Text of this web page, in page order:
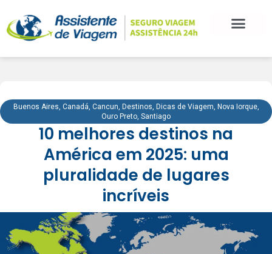
Buenos Aires, Canadá, Cancun, Destinos, Dicas de Viagem, Nova Iorque,
Ouro Preto, Santiago
10 melhores destinos na
América em 2025: uma
pluralidade de lugares
incríveis